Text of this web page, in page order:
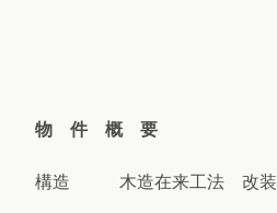
物 件 概 要
構造 木造在来工法 改装